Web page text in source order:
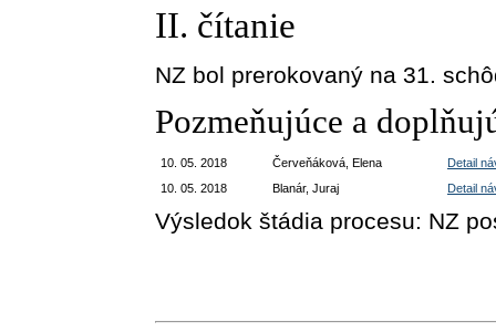
II. čítanie
NZ bol prerokovaný na 31.
Pozmeňujúce a
10. 05. 2018 Červeňáková, Elena
Detail
10. 05. 2018
Blanár, Juraj Detail
Výsledok štádia procesu: NZ